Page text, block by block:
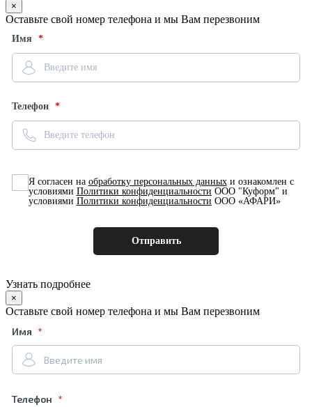
×
Оставьте свой номер телефона и мы Вам перезвоним
Имя
Телефон
Я согласен на обработку персональных данныхи ознакомлен с
условиями Политики конфиденциальности ООО "Куформ" и
условиями Политики конфиденциальности ООО «АФАРИ»
Узнать подробнее
×
Оставьте свой номер телефона и мы Вам перезвоним
Имя
Телефон